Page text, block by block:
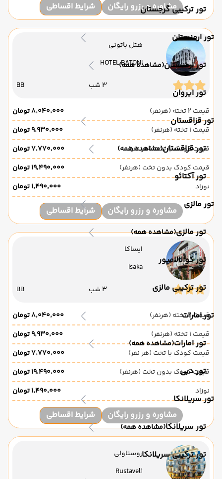
تور ترکیبی گرجستان
تور ارمنستان
تور ارمنستان(مشاهده همه)
تور ایروان
تور قزاقستان
تور قزاقستان(مشاهده همه)
تور آکتائو
تور مالزی
تور مالزی(مشاهده همه)
تور کوالالامپور
تور ترکیبی مالزی
تور امارات
تور امارات(مشاهده همه)
تور دبی
تور سریلانکا
تور سریلانکا(مشاهده همه)
تور ترکیبی سریلانکا
مشاوره و رزرو رایگان شرایط اقساطی
هتل باتونی
HOTEL BATONI
3 شب BB
قیمت 2 تخته (هرنفر)
۸٬۰۴۰٬۰۰۰ تومان
قیمت 1 تخته (هرنفر)
۹٬۹۳۰٬۰۰۰ تومان
قیمت کودک با تخت (هر نفر)
۷٬۷۷۰٬۰۰۰ تومان
قیمت کودک بدون تخت (هرنفر)
۱۹٬۴۹۰٬۰۰۰ تومان
نوزاد
۱٬۴۹۰٬۰۰۰ تومان
مشاوره و رزرو رایگان شرایط اقساطی
ایساکا
Isaka
3 شب BB
قیمت 2 تخته (هرنفر)
۸٬۰۴۰٬۰۰۰ تومان
قیمت 1 تخته (هرنفر)
۹٬۹۳۰٬۰۰۰ تومان
قیمت کودک با تخت (هر نفر)
۷٬۷۷۰٬۰۰۰ تومان
قیمت کودک بدون تخت (هرنفر)
۱۹٬۴۹۰٬۰۰۰ تومان
نوزاد
۱٬۴۹۰٬۰۰۰ تومان
مشاوره و رزرو رایگان شرایط اقساطی
روستاولی
Rustaveli